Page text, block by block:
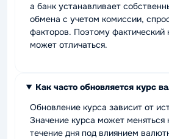
а банк устанавливает
обмена с учетом комиссии,
факторов. Поэтому фактический
может отличаться.
Как часто обновляется курс
Обновление курса зависит от
Значение курса может меняться
течение дня под влиянием